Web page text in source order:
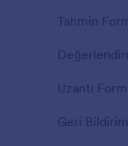
Tahmin
Uzantı
Geri Bildirim